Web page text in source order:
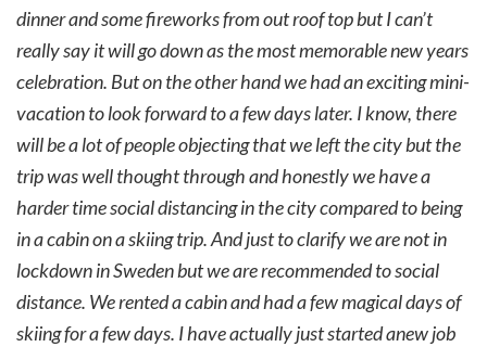
dinner and some fireworks from out roof top but I can’t
really say it will go down as the most memorable new years
celebration. But on the other hand we had an exciting mini-
vacation to look forward to a few days later. I know, there
will be a lot of people objecting that we left the city but the
trip was well thought through and honestly we have a
harder time social distancing in the city compared to being
in a cabin on a skiing trip. And just to clarify we are not in
lockdown in Sweden but we are recommended to social
distance. We rented a cabin and had a few magical days of
skiing for a few days. I have actually just started anew job